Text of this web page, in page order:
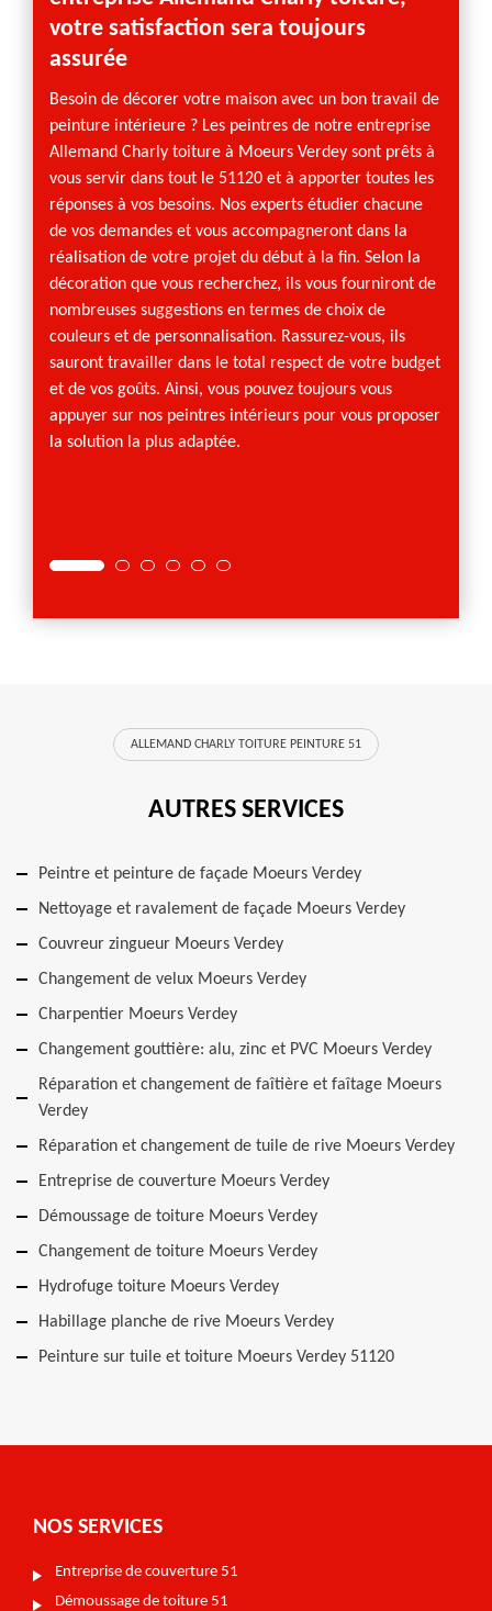
votre satisfaction sera toujours
assurée
Besoin de décorer votre maison avec un bon travail de
peinture intérieure ? Les peintres de notre entreprise
Allemand Charly toiture à Moeurs Verdey sont prêts à
vous servir dans tout le 51120 et à apporter toutes les
réponses à vos besoins. Nos experts étudier chacune
de vos demandes et vous accompagneront dans la
réalisation de votre projet du début à la fin. Selon la
décoration que vous recherchez, ils vous fourniront de
nombreuses suggestions en termes de choix de
couleurs et de personnalisation. Rassurez-vous, ils
sauront travailler dans le total respect de votre budget
et de vos goûts. Ainsi, vous pouvez toujours vous
appuyer sur nos peintres intérieurs pour vous proposer
la solution la plus adaptée.
ALLEMAND CHARLY TOITURE PEINTURE 51
AUTRES SERVICES
Peintre et peinture de façade Moeurs Verdey
Nettoyage et ravalement de façade Moeurs Verdey
Couvreur zingueur Moeurs Verdey
Changement de velux Moeurs Verdey
Charpentier Moeurs Verdey
Changement gouttière: alu, zinc et PVC Moeurs Verdey
Réparation et changement de faîtière et faîtage Moeurs
Verdey
Réparation et changement de tuile de rive Moeurs Verdey
Entreprise de couverture Moeurs Verdey
Démoussage de toiture Moeurs Verdey
Changement de toiture Moeurs Verdey
Hydrofuge toiture Moeurs Verdey
Habillage planche de rive Moeurs Verdey
Peinture sur tuile et toiture Moeurs Verdey 51120
NOS SERVICES
Entreprise de couverture 51
Démoussage de toiture 51